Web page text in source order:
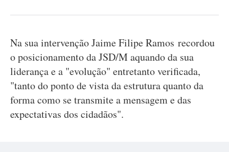
Na sua intervenção Jaime Filipe Ramos recordou
o posicionamento da JSD/M aquando da sua
liderança e a "evolução" entretanto verificada,
"tanto do ponto de vista da estrutura quanto da
forma como se transmite a mensagem e das
expectativas dos cidadãos".